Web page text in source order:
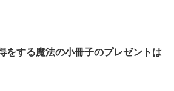
をする魔法の小冊子のプレゼントは